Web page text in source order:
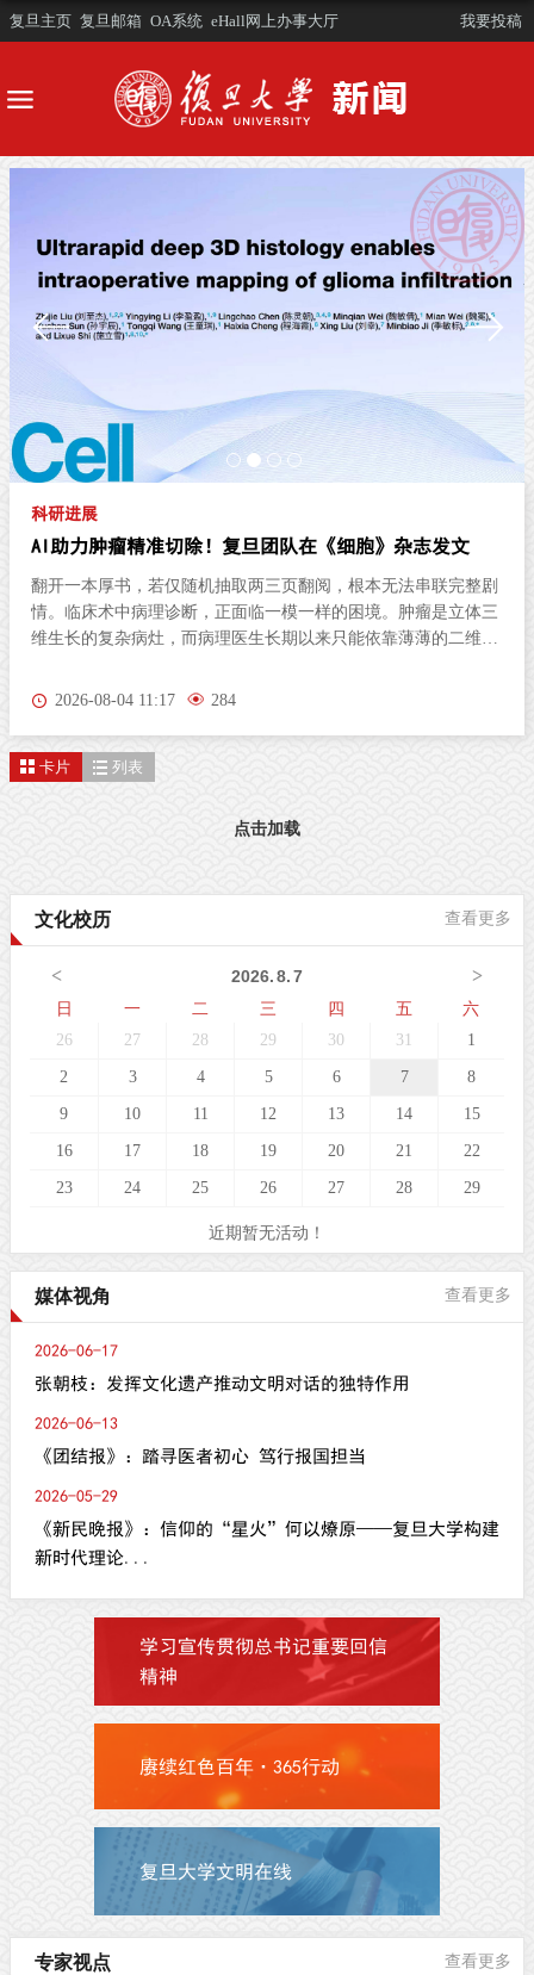
复旦主页 复旦邮箱 OA系统 eHall网上办事大厅 我要投稿
科研进展
AI助力肿瘤精准切除！复旦团队在《细胞》杂志发文
翻开一本厚书，若仅随机抽取两三页翻阅，根本无法串联完整剧
情。临床术中病理诊断，正面临一模一样的困境。肿瘤是立体三
维生长的复杂病灶，而病理医生长期以来只能依靠薄薄的二维切
隙立体蔓延、分布隐匿，单一平面切片极易遗漏关键病变区域，
队联合物理学系季敏标团队，在国际学术期刊《细胞》（Cell）
mapping of glioma infiltration”，推出全新超快速三维病理技术平
受激拉曼散射（SRS）成像原理，创新性融合快速组织透明化技
术与无监督学习图像生成算法，解决了三维病理成像周期漫长的
2026-08-04 11:17 284
卡片 列表
点击加载
文化校历 查看更多
< >
2026.8.7
日
一 二 三 四 五 六
26 27 28 29 30 31 1
2 3 4 5 6 7 8
9 10 11 12 13 14 15
16 17 18 19 20 21 22
23 24 25 26 27 28 29
近期暂无活动！
媒体视角 查看更多
2026-06-17
张朝枝：发挥文化遗产推动文明对话的独特作用
2026-06-13
《团结报》：踏寻医者初心 笃行报国担当
2026-05-29
《新民晚报》：信仰的“星火”何以燎原——复旦大学构建
新时代理论...
学习宣传贯彻总书记重要回信
精神
赓续红色百年·365行动
复旦大学文明在线
专家视点 查看更多